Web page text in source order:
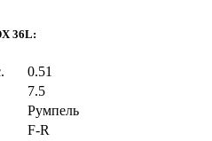
36L:
0.51
7.5
Румпель
F-R